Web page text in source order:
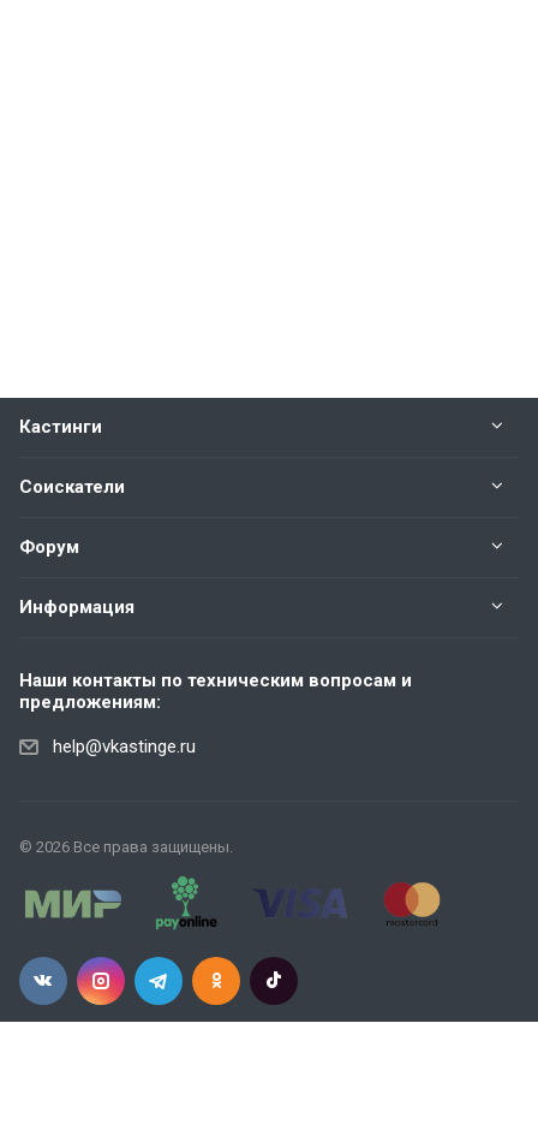
Кастинги
Соискатели
Форум
Информация
Наши контакты по техническим вопросам и
предложениям:
help@vkastinge.ru
© 2026 Все права защищены.